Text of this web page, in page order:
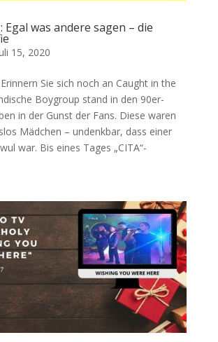
Egal was andere sagen – die
15, 2020
Sie sich noch an Caught in the
Boygroup stand in den 90er-
in der Gunst der Fans. Diese waren
Mädchen – undenkbar, dass einer
war. Bis eines Tages „CITA“-